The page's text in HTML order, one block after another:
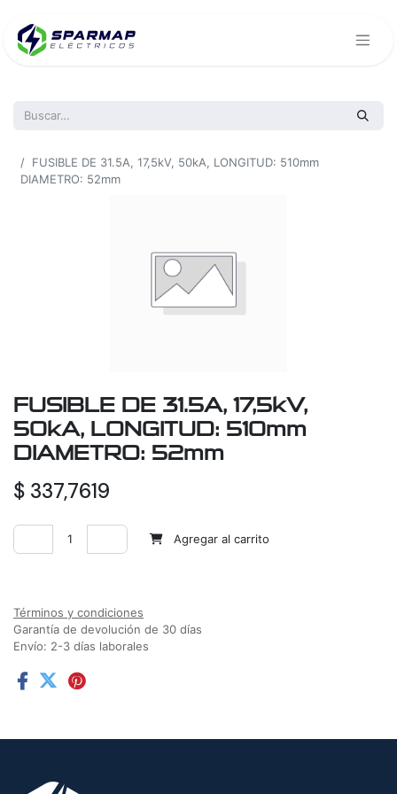
FUSIBLE DE 31.5A, 17,5kV, 50kA, LONGITUD: 510mm
DIAMETRO: 52mm
FUSIBLE DE 31.5A, 17,5kV,
50kA, LONGITUD: 510mm
DIAMETRO: 52mm
$ 337,7619
Agregar al carrito
Términos y condiciones
Garantía de devolución de 30 días
Envío: 2-3 días laborales